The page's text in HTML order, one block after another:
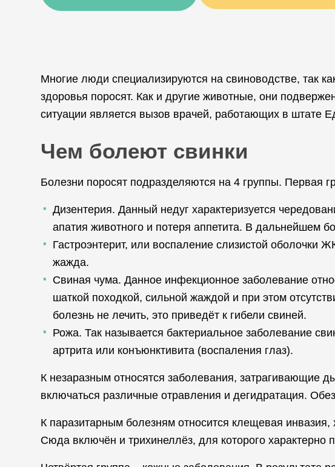
Многие люди специализируются на свиноводстве, так
здоровья поросят. Как и другие животные, они
ситуации является вызов врачей, работающих в штате
Чем болеют свинки
Болезни поросят подразделяются на 4 группы. Первая
Дизентерия. Данный недуг характеризуется
апатия животного и потеря аппетита. В дальнейшем
Гастроэнтерит, или воспаление слизистой оболочки
жажда.
Свиная чума. Данное инфекционное заболевание
шаткой походкой, сильной жаждой и при этом
болезнь не лечить, это приведёт к гибели свиней.
Рожа. Так называется бактериальное заболевание
артрита или конъюнктивита (воспаления глаз).
К незаразным относятся заболевания, затрагивающие
включаться различные отравления и дегидратация.
К паразитарным болезням относится клещевая
Сюда включён и трихинеллёз, для которого